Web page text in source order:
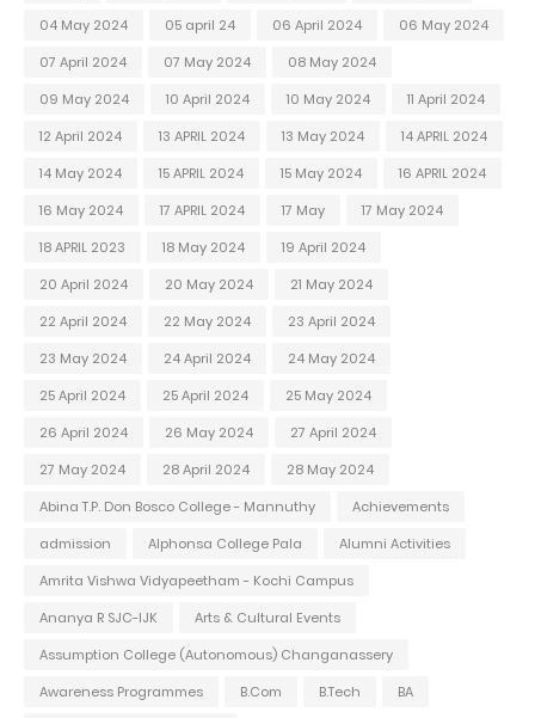
04 May 2024
05 april 24 06 April 2024
06 May 2024
07 April 2024
07 May 2024
08 May 2024
09 May 2024
10 April 2024 10 May 2024
11 April 2024
12 April 2024
13 APRIL 2024 13 May 2024
14 APRIL 2024
14 May 2024
15 APRIL 2024 15 May 2024
16 APRIL 2024
16 May 2024
17 APRIL 2024 17 May
17 May 2024
18 APRIL 2023
18 May 2024
19 April 2024
20 April 2024
20 May 2024
21 May 2024
22 April 2024
22 May 2024
23 April 2024
23 May 2024
24 April 2024
24 May 2024
25 April 2024
25 April 2024
25 May 2024
26 April 2024
26 May 2024
27 April 2024
27 May 2024
28 April 2024
28 May 2024
Abina T.P. Don Bosco College - Mannuthy
Achievements
admission
Alphonsa College Pala
Alumni Activities
Amrita Vishwa Vidyapeetham - Kochi Campus
Ananya R SJC-IJK
Arts & Cultural Events
Assumption College (Autonomous) Changanassery
Awareness Programmes
B.Com B.Tech
BA